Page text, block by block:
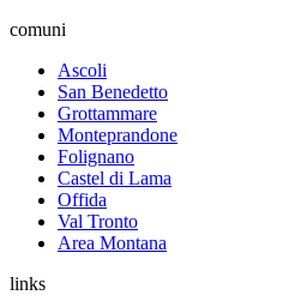
comuni
Ascoli
San Benedetto
Grottammare
Monteprandone
Folignano
Castel di Lama
Offida
Val Tronto
Area Montana
links